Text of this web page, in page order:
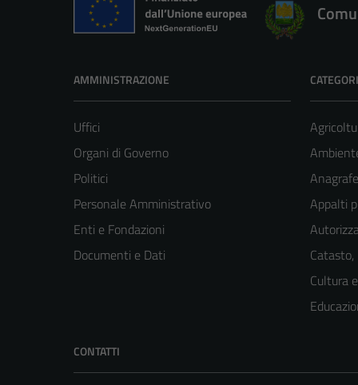
AMMINISTRAZIONE
Uffici
Organi di Governo
Politici
Personale Amministrativo
Enti e Fondazioni
Documenti e Dati
Appalti
Cultura
CONTATTI